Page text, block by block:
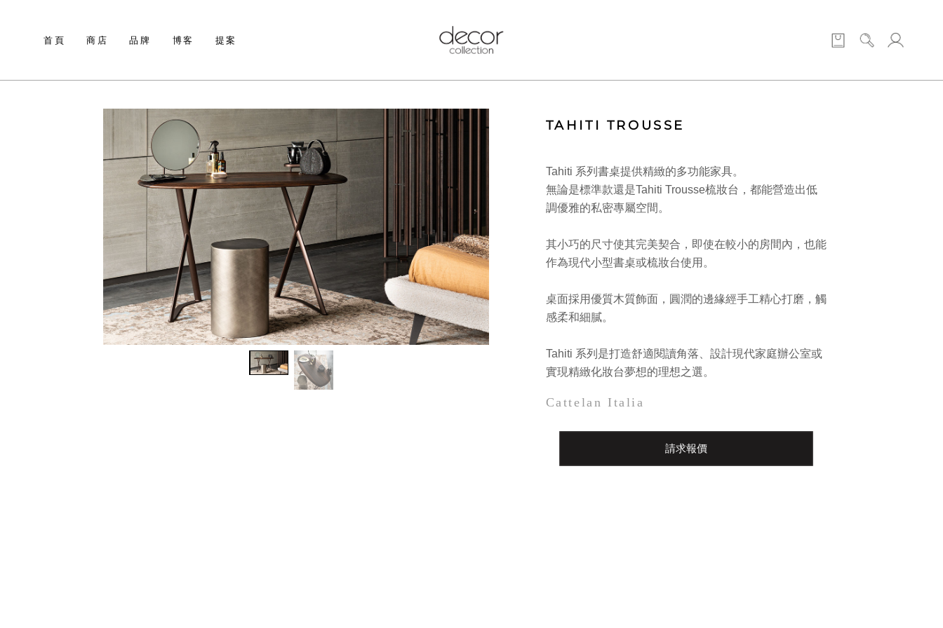
首頁 商店 品牌 博客 提案
TAHITI TROUSSE
Tahiti 系列書桌提供精緻的多功能家具。
無論是標準款還是Tahiti Trousse梳妝台，都能營造出低
調優雅的私密專屬空間。
其小巧的尺寸使其完美契合，即使在較小的房間內，也能
作為現代小型書桌或梳妝台使用。
桌面採用優質木質飾面，圓潤的邊緣經手工精心打磨，觸
感柔和細膩。
Tahiti 系列是打造舒適閱讀角落、設計現代家庭辦公室或
實現精緻化妝台夢想的理想之選。
Cattelan Italia